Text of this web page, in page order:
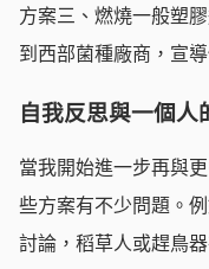
方案三、燃燒一般塑
到西部菌種廠商，宣
自我反思與一個人
當我開始進一步再與
些方案有不少問題。
討論，稻草人或趕鳥